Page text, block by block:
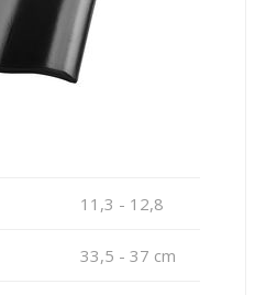
11,3 - 12,8
33,5 - 37 сm